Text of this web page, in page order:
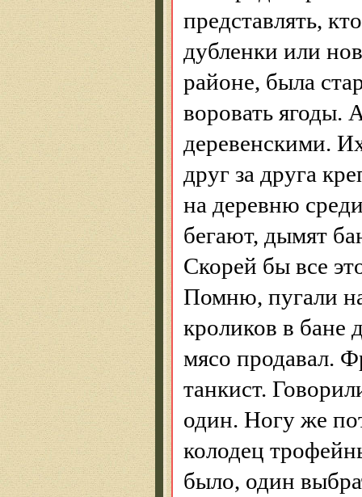
представлять,
дубленки или
районе, была
воровать ягоды.
деревенскими.
друг за друга
на деревню
бегают, дымят
Скорей бы все
Помню, пугали
кроликов в
мясо продавал.
танкист.
один. Ногу же
колодец
было, один